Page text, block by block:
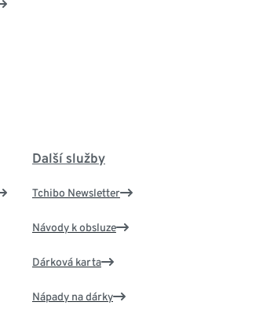
Další služby
Tchibo Newsletter
Návody k obsluze
Dárková karta
Nápady na dárky